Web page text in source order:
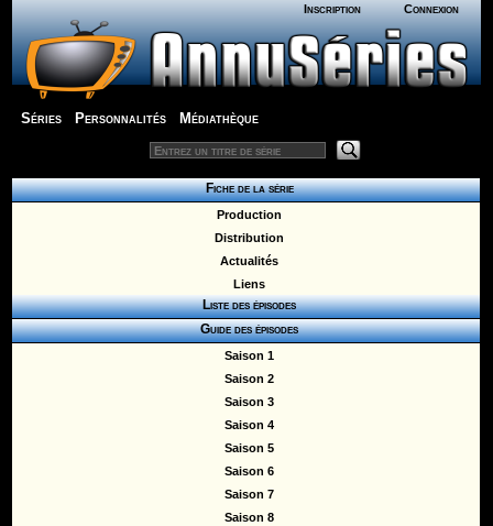
Inscription Connexion
Séries Personnalités Médiathèque
Fiche de la série
Production
Distribution
Actualités
Liens
Liste des épisodes
Guide des épisodes
Saison 1
Saison 2
Saison 3
Saison 4
Saison 5
Saison 6
Saison 7
Saison 8